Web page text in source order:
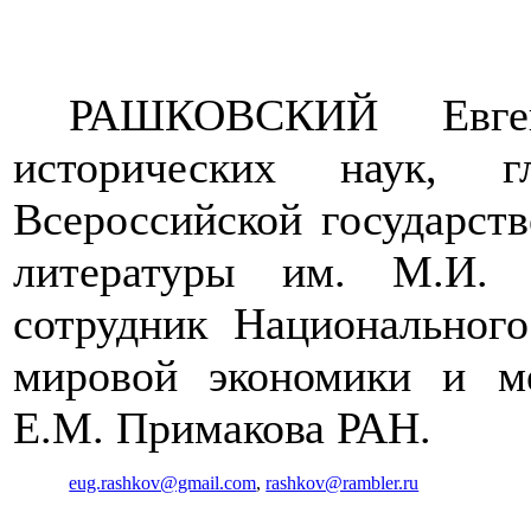
РАШКОВСКИЙ
исторических наук,
Всероссийской
литературы им. М.И.
сотрудник
мировой экономики и
Е.М. Примакова РАН.
eug.rashkov@gmail.com,rashkov@rambler.ru